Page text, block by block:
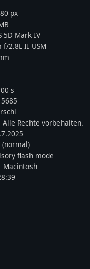
px
5D Mark IV
f/2.8L II USM
s
Alle Rechte vorbehalten.
(normal)
flash mode
Macintosh